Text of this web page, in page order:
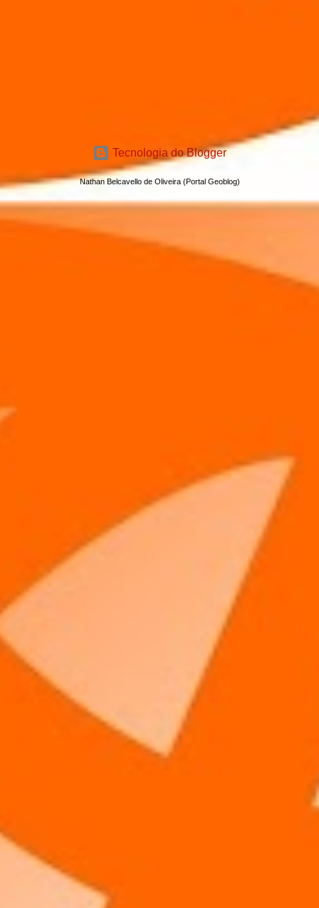
Tecnologia do Blogger
Nathan Belcavello de Oliveira (Portal Geoblog)